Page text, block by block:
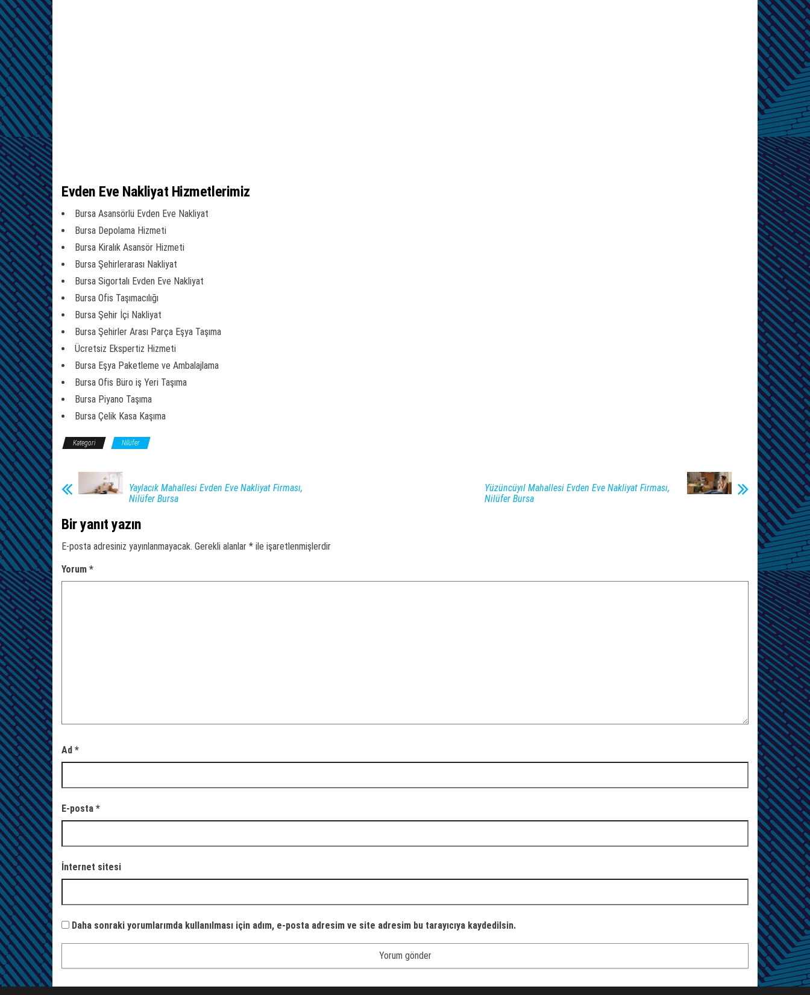
Evden Eve Nakliyat Hizmetlerimiz
Bursa Asansörlü Evden Eve Nakliyat
Bursa Depolama Hizmeti
Bursa Kiralık Asansör Hizmeti
Bursa Şehirlerarası Nakliyat
Bursa Sigortalı Evden Eve Nakliyat
Bursa Ofis Taşımacılığı
Bursa Şehir İçi Nakliyat
Bursa Şehirler Arası Parça Eşya Taşıma
Ücretsiz Ekspertiz Hizmeti
Bursa Eşya Paketleme ve Ambalajlama
Bursa Ofis Büro iş Yeri Taşıma
Bursa Piyano Taşıma
Bursa Çelik Kasa Kaşıma
Kategori Nilüfer
Yaylacık Mahallesi Evden Eve Nakliyat Firması,
Nilüfer Bursa
Yüzüncüyıl Mahallesi Evden Eve Nakliyat Firması,
Nilüfer Bursa
Bir yanıt yazın
E-posta adresiniz yayınlanmayacak. Gerekli alanlar * ile işaretlenmişlerdir
Yorum *
Ad *
E-posta *
İnternet sitesi
Daha sonraki yorumlarımda kullanılması için adım, e-posta adresim ve site adresim bu tarayıcıya kaydedilsin.